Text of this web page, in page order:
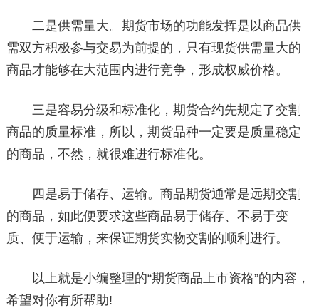
二是供需量大。期货市场的功能发挥是以商品供
需双方积极参与交易为前提的，只有现货供需量大的
商品才能够在大范围内进行竞争，形成权威价格。
三是容易分级和标准化，期货合约先规定了交割
商品的质量标准，所以，期货品种一定要是质量稳定
的商品，不然，就很难进行标准化。
四是易于储存、运输。商品期货通常是远期交割
的商品，如此便要求这些商品易于储存、不易于变
质、便于运输，来保证期货实物交割的顺利进行。
以上就是小编整理的“期货商品上市资格”的内容，
希望对你有所帮助!